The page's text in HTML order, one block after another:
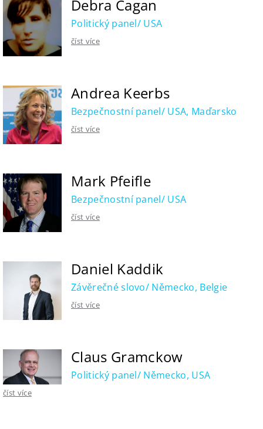
Debra Cagan
Politický panel/ USA
číst více
Andrea Keerbs
Bezpečnostní panel/ USA, Maďarsko
číst více
Mark Pfeifle
Bezpečnostní panel/ USA
číst více
Daniel Kaddik
Závěrečné slovo/ Německo, Belgie
číst více
Claus Gramckow
Politický panel/ Německo, USA
číst více